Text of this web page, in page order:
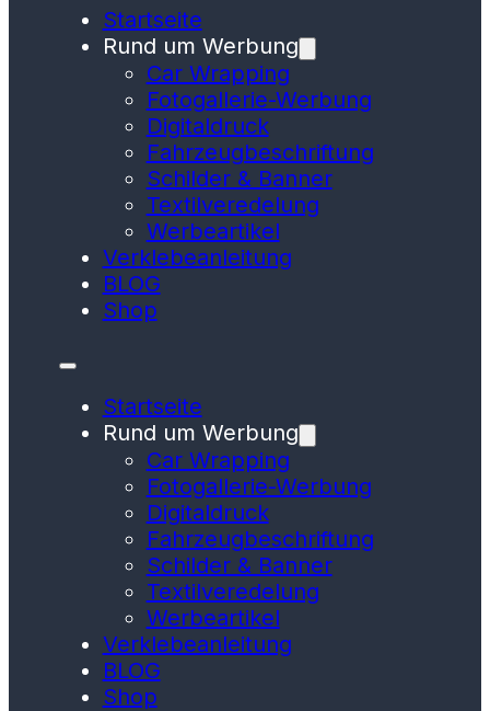
Startseite
Rund um Werbung
Car Wrapping
Fotogallerie-Werbung
Digitaldruck
Fahrzeugbeschriftung
Schilder & Banner
Textilveredelung
Werbeartikel
Verklebeanleitung
BLOG
Shop
Startseite
Rund um Werbung
Car Wrapping
Fotogallerie-Werbung
Digitaldruck
Fahrzeugbeschriftung
Schilder & Banner
Textilveredelung
Werbeartikel
Verklebeanleitung
BLOG
Shop